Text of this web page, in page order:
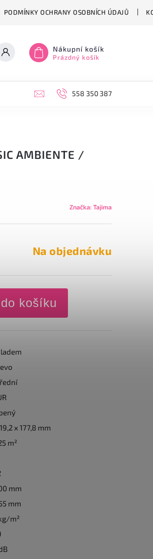
PODMÍNKY OCHRANY OSOBNÍCH ÚDAJŮ
Nákupní košík
Prázdný košík
558 350 387
AMBIENTE /
Značka:Tajima
Na objednávku
košíku
x 177,8 mm
m²
mm
mm
m²